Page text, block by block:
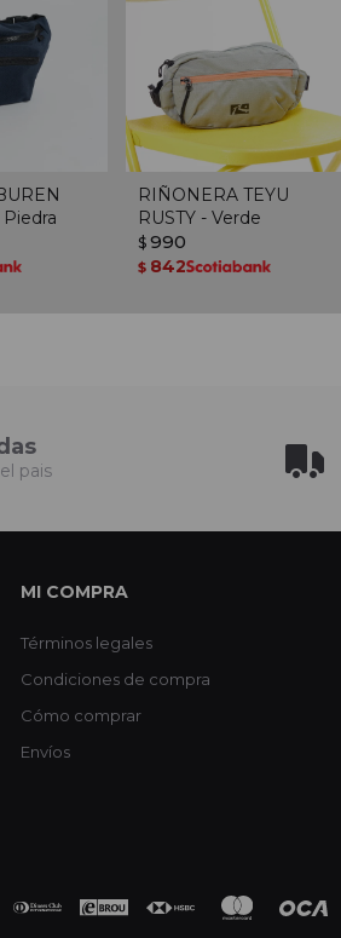
Piedra
RIÑONERA TEYU
RUSTY - Verde
$ 990
$ 842
pais
MI COMPRA
Términos legales
Condiciones de compra
Cómo comprar
Envíos